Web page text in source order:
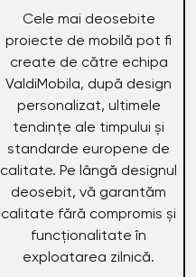
Cele mai deosebite
proiecte de mobilă pot fi
create de către echipa
ValdiMobila, după design
personalizat, ultimele
tendințe ale timpului și
standarde europene de
calitate. Pe lângă designul
deosebit, vă garantăm
calitate fără compromis și
funcționalitate în
exploatarea zilnică.